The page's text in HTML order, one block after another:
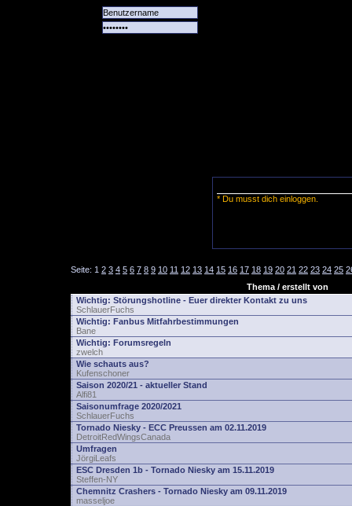
* Du musst dich einloggen.
Seite: 1 2 3 4 5 6 7 8 9 10 11 12 13 14 15 16 17 18 19 20 21 22 23 24 25
Thema / erstellt von
Wichtig: Störungshotline - Euer direkter Kontakt zu uns
SchlauerFuchs
Wichtig: Fanbus Mitfahrbestimmungen
Bane
Wichtig: Forumsregeln
zwelch
Wie schauts aus?
Kufenschoner
Saison 2020/21 - aktueller Stand
Alfi81
Saisonumfrage 2020/2021
SchlauerFuchs
Tornado Niesky - ECC Preussen am 02.11.2019
DetroitRedWingsCanada
Umfragen
JörgiLeafs
ESC Dresden 1b - Tornado Niesky am 15.11.2019
Steffen-NY
Chemnitz Crashers - Tornado Niesky am 09.11.2019
masseljoe